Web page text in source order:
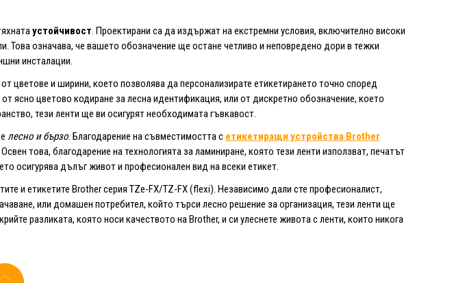
устойчивост. Проектирани са да издържат на екстремни условия, включително високи
Това означава, че вашето обозначение ще остане четливо и неповредено дори в тежки
инсталации.
цветове и ширини, което позволява да персонализирате етикетирането точно според
ясно цветово кодиране за лесна идентификация, или от дискретно обозначение, което
тези ленти ще ви осигурят необходимата гъвкавост.
лесно и бързо. Благодарение на съвместимостта с етикетиращи устройства Brother
това, благодарение на технологията за ламиниране, която тези ленти използват, печатът
осигурява дълъг живот и професионален вид на всеки етикет.
и етикетите Brother серия TZe-FX/TZ-FX (flexi). Независимо дали сте професионалист,
или домашен потребител, който търси лесно решение за организация, тези ленти ще
разликата, която носи качеството на Brother, и си улеснете живота с ленти, които никога